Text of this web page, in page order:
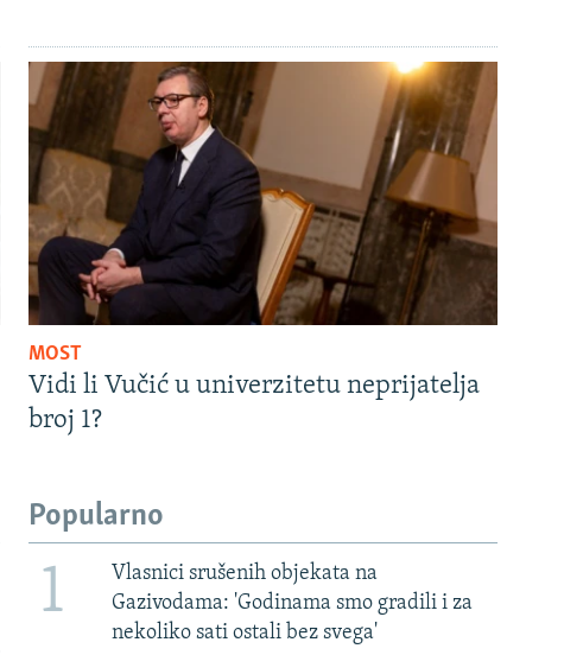
MOST
Vidi li Vučić u univerzitetu neprijatelja
broj 1?
Popularno
1
Vlasnici srušenih objekata na
Gazivodama: 'Godinama smo gradili i za
nekoliko sati ostali bez svega'